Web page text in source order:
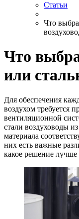
Статьи
Что
Что
или
Для обеспечения
воздухом требуется
вентиляционной
стали воздуховоды
материала
них есть важные
какое решение